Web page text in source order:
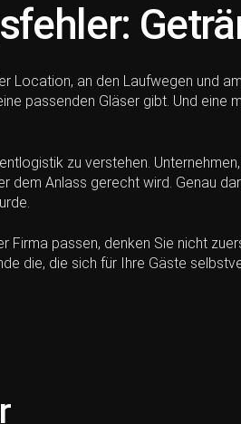
Location, an den Laufwegen und
passenden Gläser gibt. Und
zu verstehen.
dem Anlass gerecht wird. Genau
passen, denken Sie nicht
die, die sich für Ihre Gäste